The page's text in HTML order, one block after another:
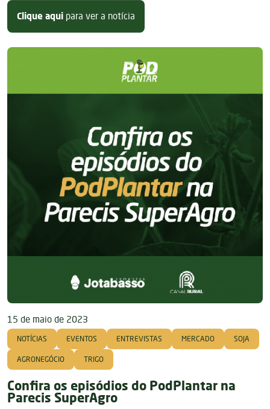
Clique aqui para ver a notícia
15 de maio de 2023
NOTÍCIAS EVENTOS ENTREVISTAS MERCADO SOJA
AGRONEGÓCIO TRIGO
Confira os episódios do PodPlantar na
Parecis SuperAgro